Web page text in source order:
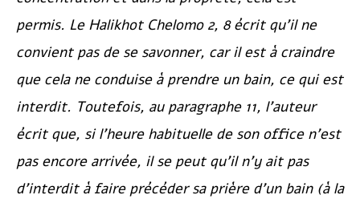
permis. Le Halikhot Chelomo2, 8 écrit qu’il ne
convient pas de se savonner, car il est à craindre
que cela ne conduise à prendre un bain, ce qui est
interdit. Toutefois, au paragraphe 11, l’auteur
écrit que, si l’heure habituelle de son office n’est
pas encore arrivée, il se peut qu’il n’y ait pas
d’interdit à faire précéder sa prière d’un bain (à la